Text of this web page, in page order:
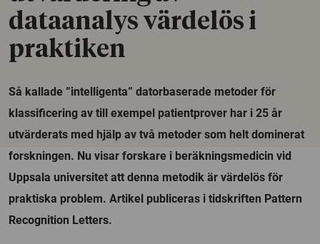
dataanalys värdelös i
praktiken
Så kallade ”intelligenta” datorbaserade metoder för
klassificering av till exempel patientprover har i 25 år
utvärderats med hjälp av två metoder som helt dominerat
forskningen. Nu visar forskare i beräkningsmedicin vid
Uppsala universitet att denna metodik är värdelös för
praktiska problem. Artikel publiceras i tidskriften Pattern
Recognition Letters.